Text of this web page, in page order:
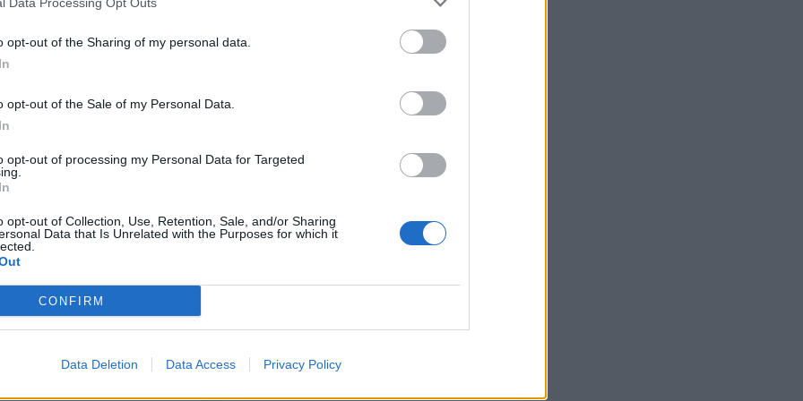
opt-out of the Sharing of my personal data.
opt-out of the Sale of my Personal Data.
opt-out of processing my Personal Data for Targeted
opt-out of Collection, Use, Retention, Sale, and/or Sharing
Data that Is Unrelated with the Purposes for which it
CONFIRM
Data Deletion Data Access Privacy Policy
han anklagas för av
för att fira 100 år
burleskdansare på
för de
synen på kvinnor är
till GP.
säger att numret var
gjort abort fast han
Ebba Busch
Fängelse Grov misshandel
Kristdemokraterna
Misshandel
Moderaterna Mord
PoliserRasism Ricard A R Nilsson
Sverigedemokraterna
Åklagare